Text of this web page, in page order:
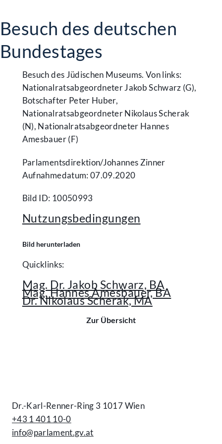
Besuch des deutschen
Bundestages
Besuch des Jüdischen Museums. Von links:
Nationalratsabgeordneter Jakob Schwarz (G),
Botschafter Peter Huber,
Nationalratsabgeordneter Nikolaus Scherak
(N), Nationalratsabgeordneter Hannes
Amesbauer (F)
Parlamentsdirektion/​Johannes Zinner
Aufnahmedatum: 07.09.2020
Bild ID: 10050993
Nutzungsbedingungen
Bild herunterladen
Quicklinks:
Mag. Dr. Jakob Schwarz, BA
Mag. Hannes Amesbauer, BA
Dr. Nikolaus Scherak, MA
Zur Übersicht
Dr.-Karl-Renner-Ring 3 1017 Wien
+43 1 401 10-0
info@parlament.gv.at